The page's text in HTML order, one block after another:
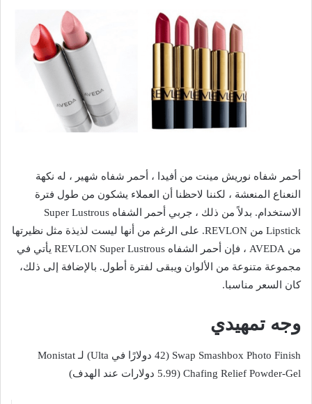
أحمر شفاه نوريش مينت من أفيدا ، أحمر شفاه شهير ، له نكهة
النعناع المنعشة ، لكننا لاحظنا أن العملاء يشكون من طول فترة
الاستخدام. بدلاً من ذلك ، جربي أحمر الشفاه Super Lustrous
Lipstick من REVLON. على الرغم من أنها ليست لذيذة مثل نظيرتها
من AVEDA ، فإن أحمر الشفاه REVLON Super Lustrous يأتي في
مجموعة متنوعة من الألوان ويبقى لفترة أطول. بالإضافة إلى ذلك،
كان السعر مناسبا.
وجه تمهيدي
Swap Smashbox Photo Finish (42 دولارًا في Ulta) لـ Monistat
Chafing Relief Powder-Gel (5.99 دولارات عند الهدف)